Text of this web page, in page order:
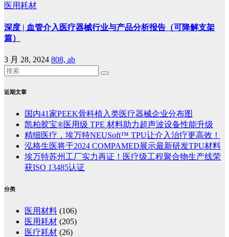
医用耗材
深度 | 血管介入医疗器械行业与产品分析报告（可降解支架
篇）
3 月 28, 2024 808, ab
近期文章
国内41家PEEK骨科植入类医疗器械企业分布图
凯柏胶宝®医用级 TPE 材料助力超声波设备性能升级
精细医疗，埃万特NEUSoft™ TPU让介入治疗更高效！
泓格生医将于2024 COMPAMED展示最新研发TPU材料
埃万特苏州工厂实力再证！医疗级工程聚合物生产线荣
获ISO 13485认证
分类
医用材料 (106)
医用耗材 (205)
医疗耗材 (26)